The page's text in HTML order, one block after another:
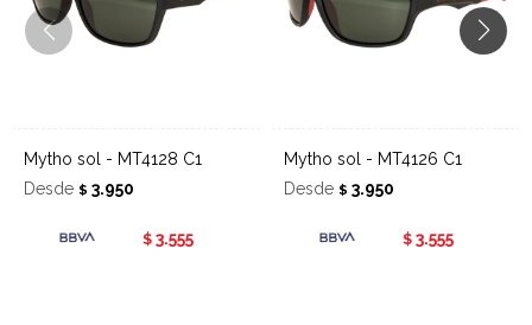
Mytho sol - MT4128 C1
Desde $ 3.950
$ 3.555
Mytho sol - MT4126 C1
Desde $ 3.950
$ 3.555